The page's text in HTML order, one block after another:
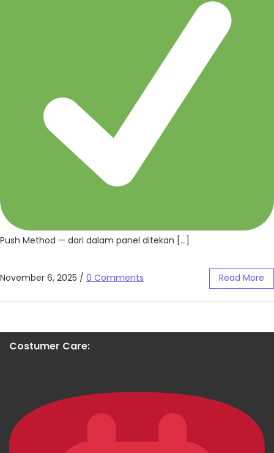
Push Method — dari dalam panel ditekan […]
November 6, 2025 / 0 Comments Read More
Costumer Care: